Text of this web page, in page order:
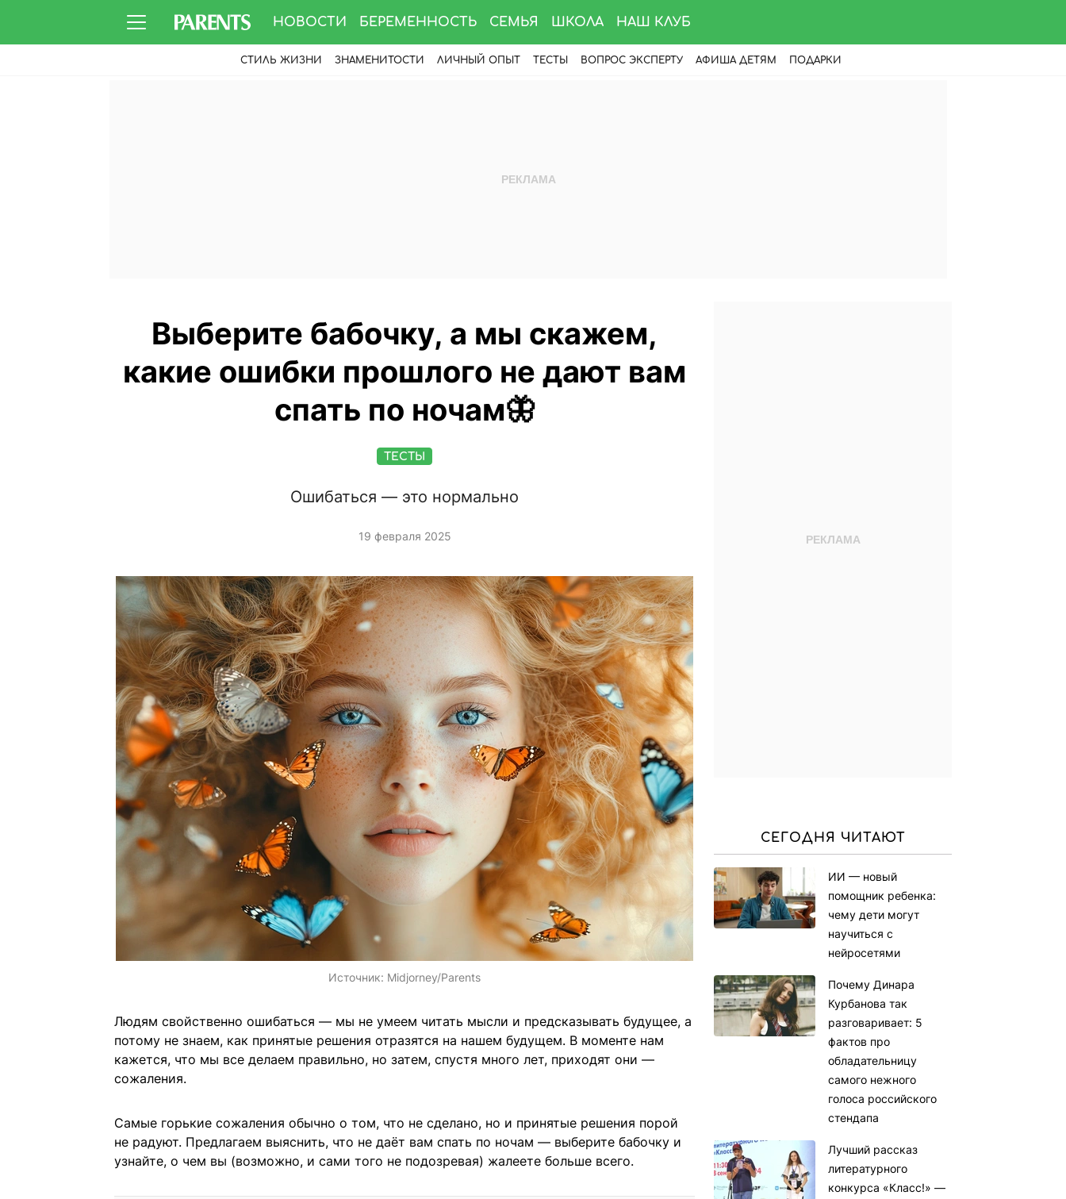
НОВОСТИ БЕРЕМЕННОСТЬ СЕМЬЯ ШКОЛА НАШ КЛУБ
СТИЛЬ ЖИЗНИ ЗНАМЕНИТОСТИ ЛИЧНЫЙ ОПЫТ ТЕСТЫ ВОПРОС ЭКСПЕРТУ АФИША ДЕТЯМ ПОДАРКИ
Выберите бабочку, а мы скажем,
какие ошибки прошлого не дают вам
спать по ночам🦋
ТЕСТЫ
Ошибаться — это нормально
19 февраля 2025
Источник: Midjorney/Parents
Людям свойственно ошибаться — мы не умеем читать мысли и предсказывать будущее, а
потому не знаем, как принятые решения отразятся на нашем будущем. В моменте нам
кажется, что мы все делаем правильно, но затем, спустя много лет, приходят они —
сожаления.
Самые горькие сожаления обычно о том, что не сделано, но и принятые решения порой
не радуют. Предлагаем выяснить, что не даёт вам спать по ночам — выберите бабочку и
узнайте, о чем вы (возможно, и сами того не подозревая) жалеете больше всего.
СЕГОДНЯ ЧИТАЮТ
ИИ — новый
помощник ребенка:
чему дети могут
научиться с
нейросетями
Почему Динара
Курбанова так
разговаривает: 5
фактов про
обладательницу
самого нежного
голоса российского
стендапа
Лучший рассказ
литературного
конкурса «Класс!» —